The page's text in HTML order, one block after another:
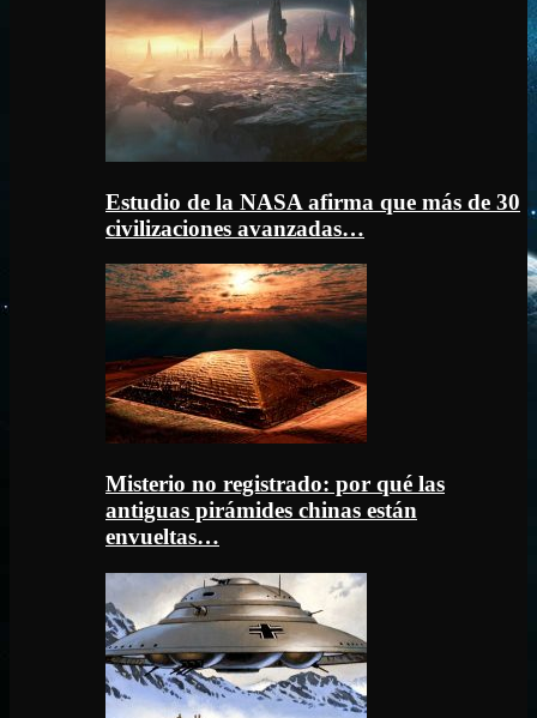
Estudio de la NASA afirma que más de 30
civilizaciones avanzadas…
Misterio no registrado: por qué las
antiguas pirámides chinas están
envueltas…